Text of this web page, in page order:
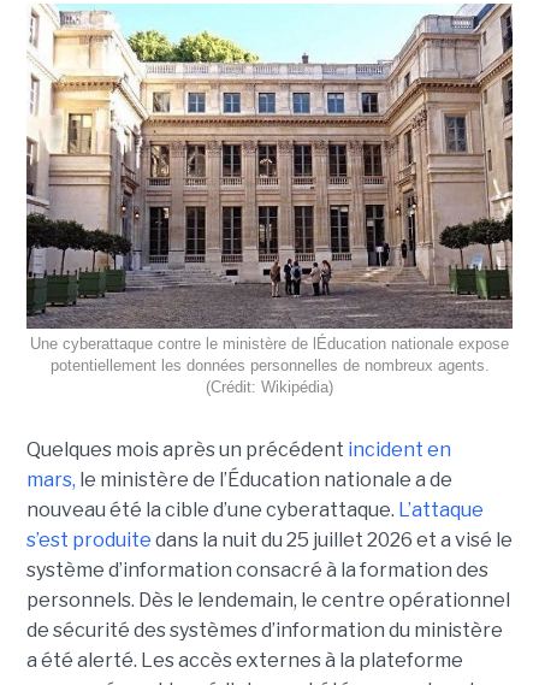
Une cyberattaque contre le ministère de lÉducation nationale expose
potentiellement les données personnelles de nombreux agents.
(Crédit: Wikipédia)
Quelques mois après un précédent incident en
mars, le ministère de l’Éducation nationale a de
nouveau été la cible d’une cyberattaque. L’attaque
s’est produite dans la nuit du 25 juillet 2026 et a visé le
système d’information consacré à la formation des
personnels. Dès le lendemain, le centre opérationnel
de sécurité des systèmes d’information du ministère
a été alerté. Les accès externes à la plateforme